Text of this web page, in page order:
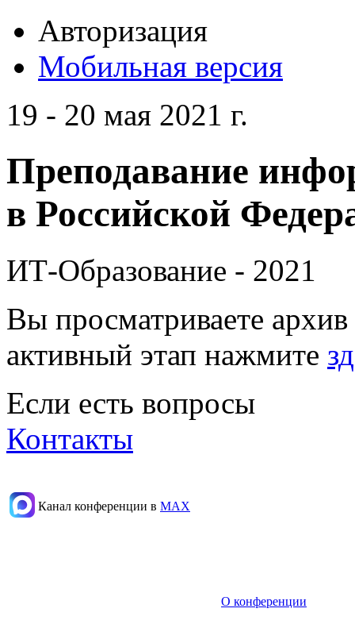
Авторизация
Мобильная версия
19 - 20 мая 2021 г.
Преподавание
в Российской
ИТ-Образование - 2021
Вы просматриваете
активный этап нажмите
Если есть вопросы
Контакты
Канал конференции в МАХ
О конференции